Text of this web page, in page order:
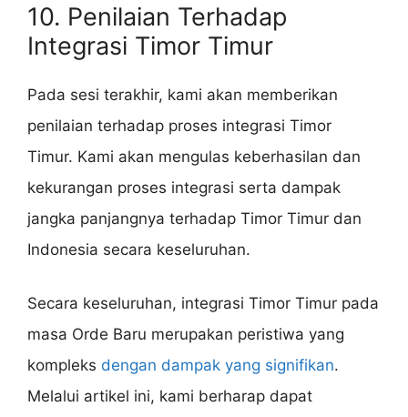
10. Penilaian Terhadap
Integrasi Timor Timur
Pada sesi terakhir, kami akan memberikan
penilaian terhadap proses integrasi Timor
Timur. Kami akan mengulas keberhasilan dan
kekurangan proses integrasi serta dampak
jangka panjangnya terhadap Timor Timur dan
Indonesia secara keseluruhan.
Secara keseluruhan, integrasi Timor Timur pada
masa Orde Baru merupakan peristiwa yang
kompleks dengan dampak yang signifikan.
Melalui artikel ini, kami berharap dapat